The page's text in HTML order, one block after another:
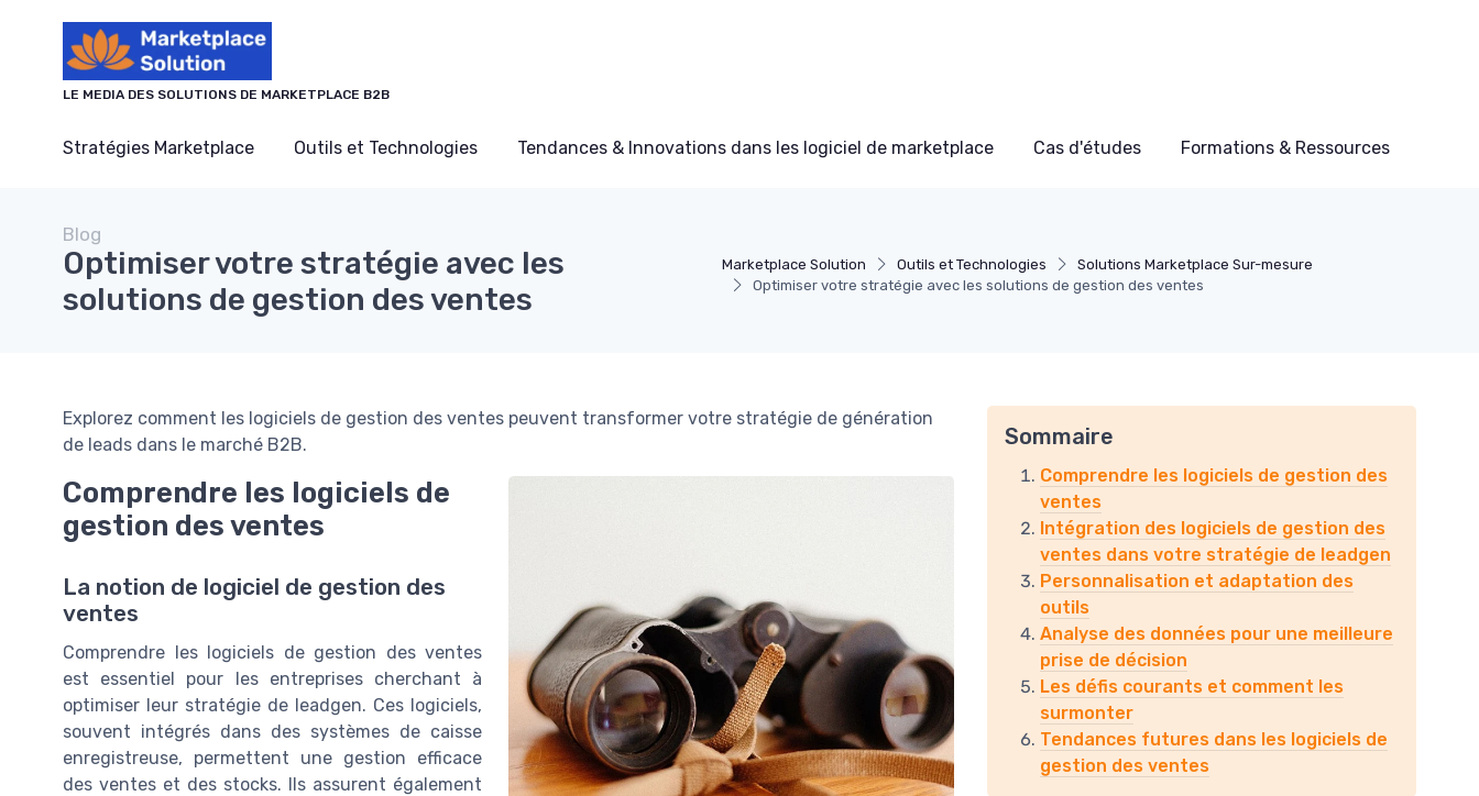
LE MEDIA DES SOLUTIONS DE MARKETPLACE B2B
Stratégies Marketplace Outils et Technologies Tendances & Innovations dans les logiciel de marketplace Cas d'études Formations & Ressources
Marketplace Solution Outils et Technologies
Solutions Marketplace Sur-mesure
Optimiser votre stratégie avec les solutions de gestion des ventes
Blog
Optimiser votre stratégie avec les
solutions de gestion des ventes
Explorez comment les logiciels de gestion des ventes peuvent transformer votre stratégie de génération
de leads dans le marché B2B.
Comprendre les logiciels de
gestion des ventes
La notion de logiciel de gestion des
ventes
Comprendre les logiciels de gestion des ventes
est essentiel pour les entreprises cherchant à
optimiser leur stratégie de leadgen. Ces logiciels,
souvent intégrés dans des systèmes de caisse
enregistreuse, permettent une gestion efficace
des ventes et des stocks. Ils assurent également
Sommaire
Comprendre les logiciels de gestion des
ventes
Intégration des logiciels de gestion des
ventes dans votre stratégie de leadgen
Personnalisation et adaptation des
outils
Analyse des données pour une meilleure
prise de décision
Les défis courants et comment les
surmonter
Tendances futures dans les logiciels de
gestion des ventes